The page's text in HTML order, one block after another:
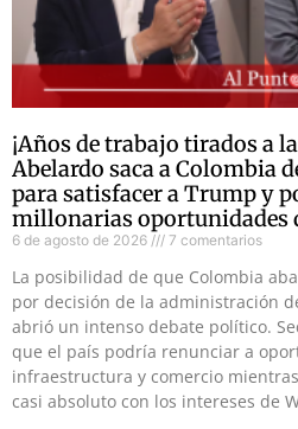
¡Años de trabajo tirados a
Abelardo saca a Colombia
para satisfacer a Trump y
millonarias oportunidades
6 de agosto de 2026 7 comentarios
La posibilidad de que Colombia
por decisión de la administración
abrió un intenso debate político.
que el país podría renunciar a
infraestructura y comercio
casi absoluto con los intereses de